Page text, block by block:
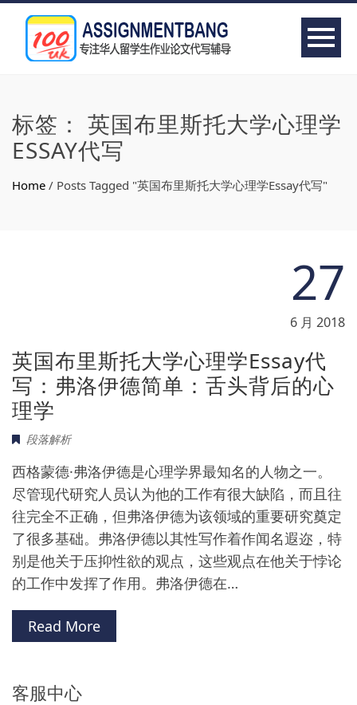
标签： 英国布里斯托大学心理学
ESSAY代写
Home / Posts Tagged "英国布里斯托大学心理学Essay代写"
27
6 月 2018
英国布里斯托大学心理学Essay代
写：弗洛伊德简单：舌头背后的心
理学
段落解析
西格蒙德·弗洛伊德是心理学界最知名的人物之一。
尽管现代研究人员认为他的工作有很大缺陷，而且往
往完全不正确，但弗洛伊德为该领域的重要研究奠定
了很多基础。弗洛伊德以其性写作着作闻名遐迩，特
别是他关于压抑性欲的观点，这些观点在他关于悖论
的工作中发挥了作用。弗洛伊德在…
Read More
客服中心